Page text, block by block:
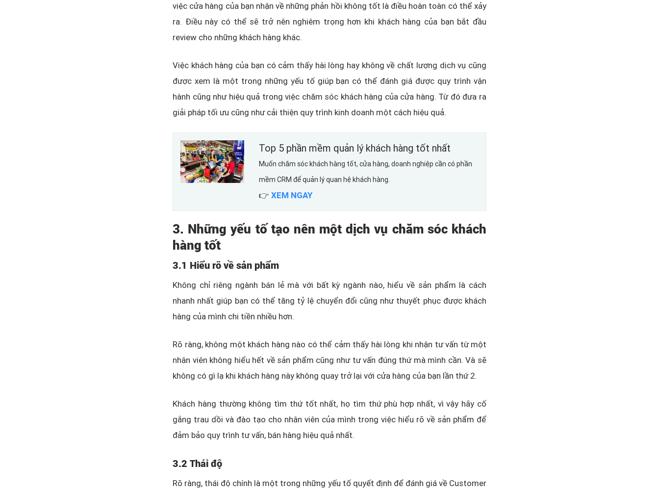
việc cửa hàng của bạn nhận về những phản hồi không tốt là điều hoàn toàn có thể xảy
ra. Điều này có thể sẽ trở nên nghiêm trọng hơn khi khách hàng của bạn bắt đầu
review cho những khách hàng khác.
Việc khách hàng của bạn có cảm thấy hài lòng hay không về chất lượng dịch vụ cũng
được xem là một trong những yếu tố giúp bạn có thể đánh giá được quy trình vận
hành cũng như hiệu quả trong việc chăm sóc khách hàng của cửa hàng. Từ đó đưa ra
giải pháp tối ưu cũng như cải thiện quy trình kinh doanh một cách hiệu quả.
Top 5 phần mềm quản lý khách hàng tốt nhất
Muốn chăm sóc khách hàng tốt, cửa hàng, doanh nghiệp cần có phần
mềm CRM để quản lý quan hệ khách hàng.
👉 XEM NGAY
3. Những yếu tố tạo nên một dịch vụ chăm sóc khách
hàng tốt
3.1 Hiểu rõ về sản phẩm
Không chỉ riêng ngành bán lẻ mà với bất kỳ ngành nào, hiểu về sản phẩm là cách
nhanh nhất giúp bạn có thể tăng tỷ lệ chuyển đổi cũng như thuyết phục được khách
hàng của mình chi tiền nhiều hơn.
Rõ ràng, không một khách hàng nào có thể cảm thấy hài lòng khi nhận tư vấn từ một
nhân viên không hiểu hết về sản phẩm cũng như tư vấn đúng thứ mà mình cần. Và sẽ
không có gì lạ khi khách hàng này không quay trở lại với cửa hàng của bạn lần thứ 2.
Khách hàng thường không tìm thứ tốt nhất, họ tìm thứ phù hợp nhất, vì vậy hãy cố
gắng trau dồi và đào tạo cho nhân viên của mình trong việc hiểu rõ về sản phẩm để
đảm bảo quy trình tư vấn, bán hàng hiệu quả nhất.
3.2 Thái độ
Rõ ràng, thái độ chính là một trong những yếu tố quyết định để đánh giá về Customer